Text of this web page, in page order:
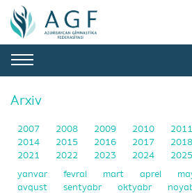
Arxiv
2007 2008 2009 2010 2011
2014
2015 2016 2017 2018
2021
2022 2023 2024 2025
yanvar fevral mart aprel
avqust
sentyabr oktyabr